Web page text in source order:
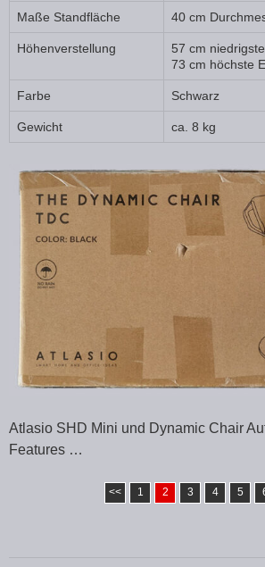
Maße Standfläche 40 cm
Höhenverstellung
57 cm
73 cm höchste
Farbe Schwarz
Gewicht ca. 8 kg
Atlasio SHD Mini und Dynamic Chair
Features …
<< 1 2 3 4 5